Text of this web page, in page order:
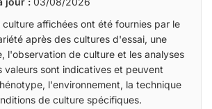
culture affichées ont été fournies par le
après des cultures d'essai, une
l'observation de culture et les analyses
valeurs sont indicatives et peuvent
l'environnement, la technique
de culture spécifiques.